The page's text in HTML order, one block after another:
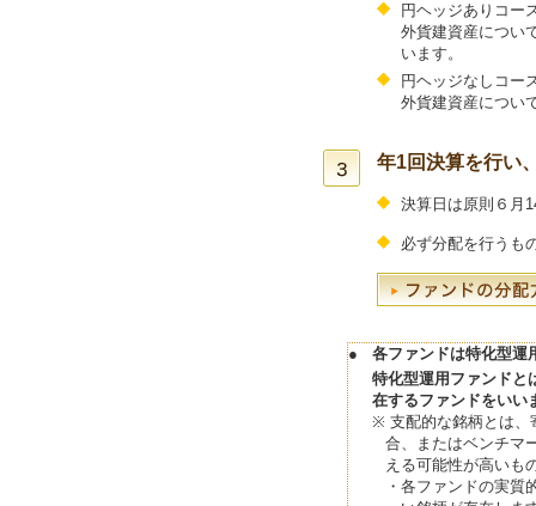
円ヘッジありコー
外貨建資産につい
います。
円ヘッジなしコー
外貨建資産につい
年1回決算を行い
決算日は原則６月
必ず分配を行うも
●
各ファンドは特化型運
特化型運用ファンドと
在するファンドをい
※ 支配的な銘柄とは、
合、またはベンチマ
える可能性が高い
・ 各ファンドの実質